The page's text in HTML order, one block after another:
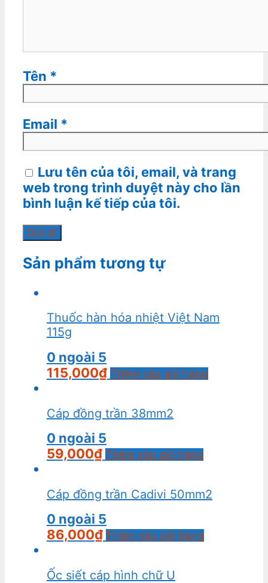
Tên *
Email *
Lưu tên của tôi, email, và trang
web trong trình duyệt này cho lần
bình luận kế tiếp của tôi.
Sản phẩm tương tự
Thuốc hàn hóa nhiệt Việt Nam
115g
0 ngoài 5
115,000₫ Thêm vào giỏ hàng
Cáp đồng trần 38mm2
0 ngoài 5
59,000₫ Thêm vào giỏ hàng
Cáp đồng trần Cadivi 50mm2
0 ngoài 5
86,000₫ Thêm vào giỏ hàng
Ốc siết cáp hình chữ U